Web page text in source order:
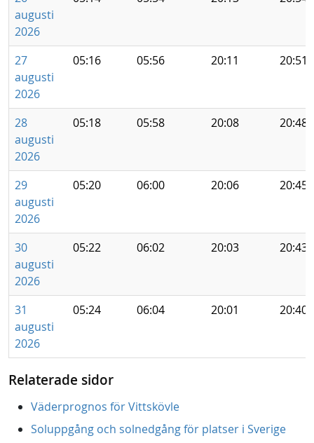
augusti
2026
27
augusti
2026
05:16 05:56 20:11 20:51
28
augusti
2026
05:18 05:58 20:08 20:48
29
augusti
2026
05:20 06:00 20:06 20:45
30
augusti
2026
05:22 06:02 20:03 20:43
31
augusti
2026
05:24 06:04 20:01 20:40
Relaterade sidor
Väderprognos för Vittskövle
Soluppgång och solnedgång för platser i Sverige